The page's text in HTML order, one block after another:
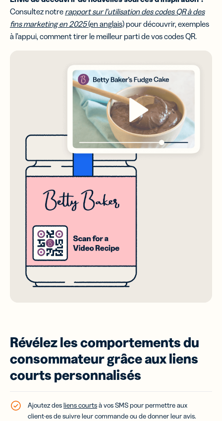
Consultez notre rapport sur l’utilisation des codes QR à des
fins marketing en 2025(en anglais) pour découvrir, exemples
à l’appui, comment tirer le meilleur parti de vos codes QR.
Révélez les comportements du
consommateur grâce aux liens
courts personnalisés
Ajoutez desliens courtsà vos SMS pour permettre aux
client·es de suivre leur commande ou de donner leur avis.